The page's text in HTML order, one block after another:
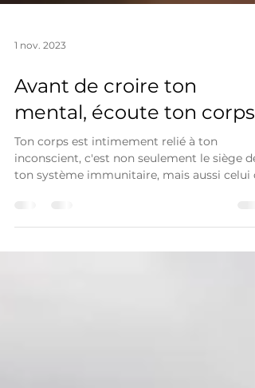
1 nov. 2023
Avant de croire ton
mental, écoute ton corps.
Ton corps est intimement relié à ton
ton...